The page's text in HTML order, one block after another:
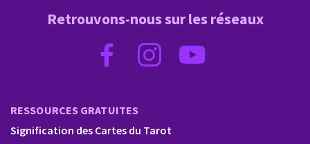
RESSOURCES GRATUITES
Signification des Cartes du Tarot
Retrouvons-nous sur les réseaux